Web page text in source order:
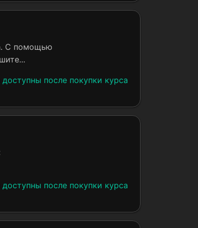
С помощью
доступны после покупки курса
доступны после покупки курса